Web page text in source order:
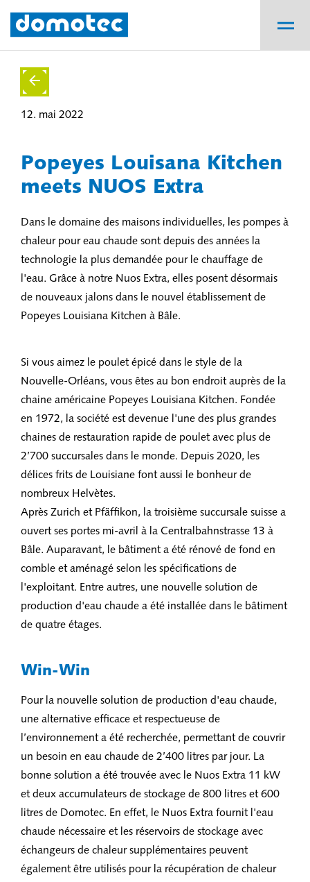
12. mai 2022
Popeyes Louisana Kitchen
meets NUOS Extra
Dans le domaine des maisons individuelles, les pompes à
chaleur pour eau chaude sont depuis des années la
technologie la plus demandée pour le chauffage de
l'eau. Grâce à notre Nuos Extra, elles posent désormais
de nouveaux jalons dans le nouvel établissement de
Popeyes Louisiana Kitchen à Bâle.
Si vous aimez le poulet épicé dans le style de la
Nouvelle-Orléans, vous êtes au bon endroit auprès de la
chaine américaine Popeyes Louisiana Kitchen. Fondée
en 1972, la société est devenue l'une des plus grandes
chaines de restauration rapide de poulet avec plus de
2’700 succursales dans le monde. Depuis 2020, les
délices frits de Louisiane font aussi le bonheur de
nombreux Helvètes.
Après Zurich et Pfäffikon, la troisième succursale suisse a
ouvert ses portes mi-avril à la Centralbahnstrasse 13 à
Bâle. Auparavant, le bâtiment a été rénové de fond en
comble et aménagé selon les spécifications de
l'exploitant. Entre autres, une nouvelle solution de
production d'eau chaude a été installée dans le bâtiment
de quatre étages.
Win-Win
Pour la nouvelle solution de production d'eau chaude,
une alternative efficace et respectueuse de
l’environnement a été recherchée, permettant de couvrir
un besoin en eau chaude de 2’400 litres par jour. La
bonne solution a été trouvée avec le Nuos Extra 11 kW
et deux accumulateurs de stockage de 800 litres et 600
litres de Domotec. En effet, le Nuos Extra fournit l'eau
chaude nécessaire et les réservoirs de stockage avec
échangeurs de chaleur supplémentaires peuvent
également être utilisés pour la récupération de chaleur